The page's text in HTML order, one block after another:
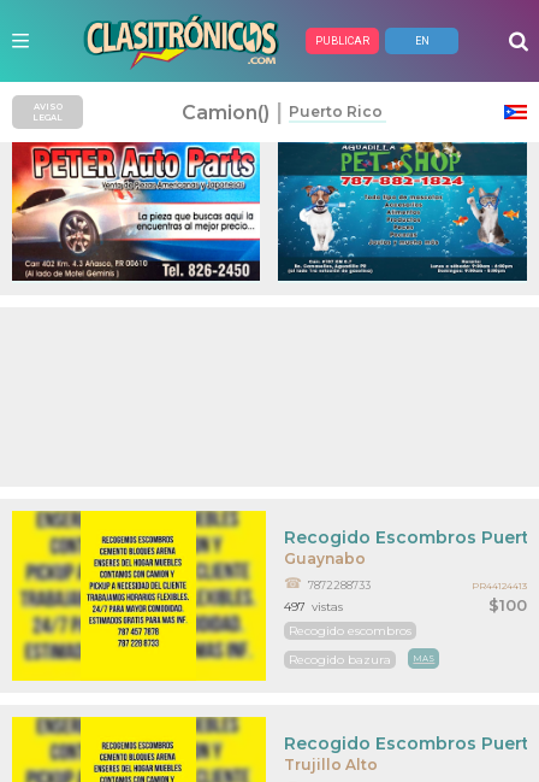
PUBLICAR EN
Anuncios Pagados
Guaynabo
$100
Recogido Escombros
7872288733
Recogido escombros
Recogido bazura
MAS
497 vistas
PR44124413
Trujillo Alto
Recogido Escombros
AVISO
LEGAL
Camion() Puerto Rico